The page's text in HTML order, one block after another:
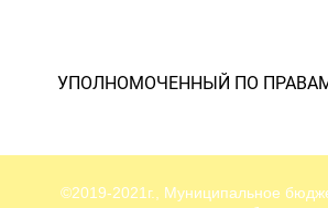
УПОЛНОМОЧЕННЫЙ ПО
©2019-2021г., Муниципальное